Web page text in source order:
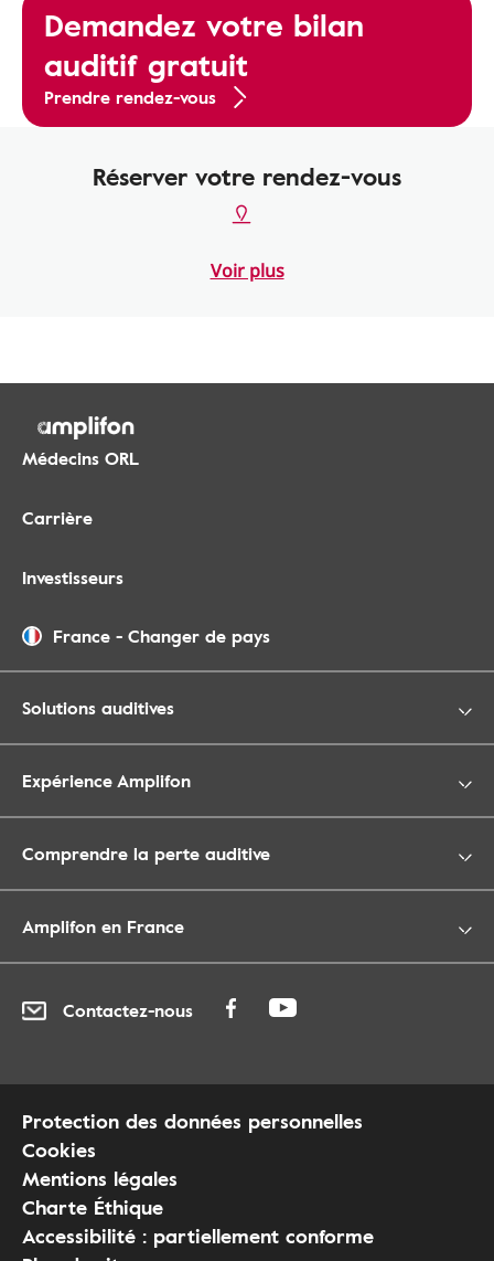
Demandez votre bilan
auditif gratuit
Prendre rendez-vous
Réserver votre rendez-vous
Voir plus
Médecins ORL
Carrière
Investisseurs
France - Changer de pays
Solutions auditives
Expérience Amplifon
Comprendre la perte auditive
Amplifon en France
Contactez-nous
Protection des données personnelles
Cookies
Mentions légales
Charte Éthique
Accessibilité : partiellement conforme